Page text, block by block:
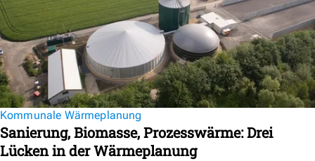
Kommunale Wärmeplanung
Sanierung, Biomasse, Prozesswärme: Drei
Lücken in der Wärmeplanung